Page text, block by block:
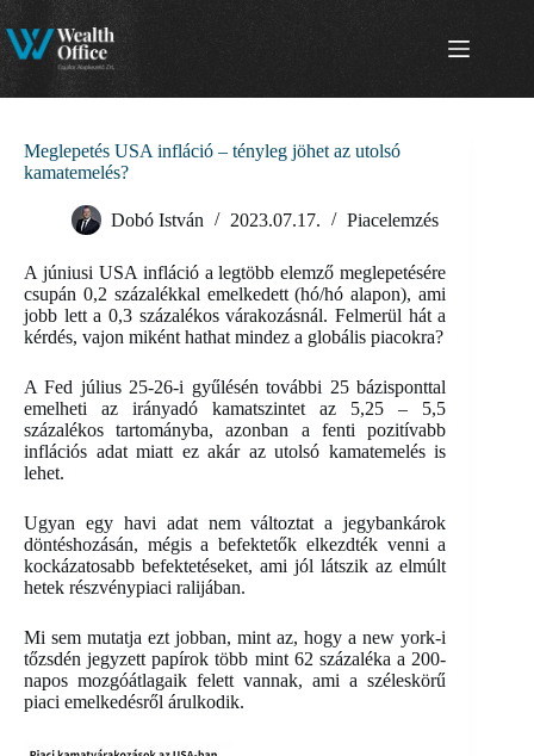
Skip
to
content
Meglepetés USA infláció – tényleg jöhet az utolsó
kamatemelés?
Dobó István 2023.07.17. Piacelemzés
A júniusi USA infláció a legtöbb elemző meglepetésére
csupán 0,2 százalékkal emelkedett (hó/hó alapon), ami
jobb lett a 0,3 százalékos várakozásnál. Felmerül hát a
kérdés, vajon miként hathat mindez a globális piacokra?
A Fed július 25-26-i gyűlésén további 25 bázisponttal
emelheti az irányadó kamatszintet az 5,25 – 5,5
százalékos tartományba, azonban a fenti pozitívabb
inflációs adat miatt ez akár az utolsó kamatemelés is
lehet.
Ugyan egy havi adat nem változtat a jegybankárok
döntéshozásán, mégis a befektetők elkezdték venni a
kockázatosabb befektetéseket, ami jól látszik az elmúlt
hetek részvénypiaci ralijában.
Mi sem mutatja ezt jobban, mint az, hogy a new york-i
tőzsdén jegyzett papírok több mint 62 százaléka a 200-
napos mozgóátlagaik felett vannak, ami a széleskörű
piaci emelkedésről árulkodik.